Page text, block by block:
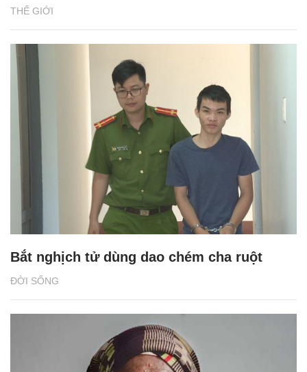
THẾ GIỚI
ĐỜI SỐNG
Bắt nghịch tử dùng dao chém cha ruột